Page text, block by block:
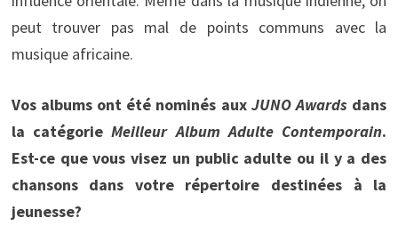
peut trouver pas mal de points communs avec la
musique africaine.
Vos albums ont été nominés auxJUNO Awards dans
la catégorieMeilleur Album Adulte Contemporain.
Est-ce que vous visez un public adulte ou il y a des
chansons dans votre répertoire destinées à la
jeunesse?